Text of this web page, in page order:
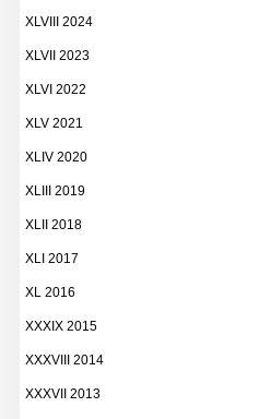
XLVIII 2024
XLVII 2023
XLVI 2022
XLV 2021
XLIV 2020
XLIII 2019
XLII 2018
XLI 2017
XL 2016
XXXIX 2015
XXXVIII 2014
XXXVII 2013